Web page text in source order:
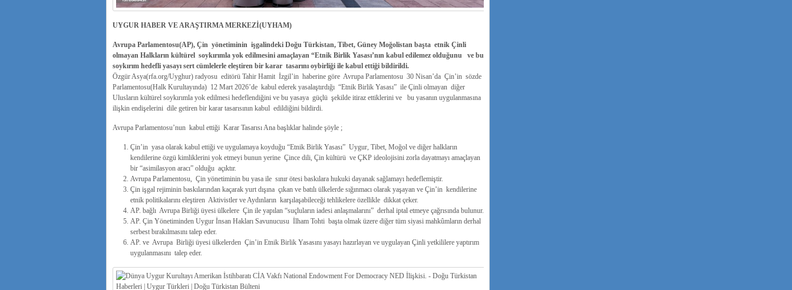
UYGUR HABER VE ARAŞTIRMA MERKEZİ(UYHAM)
Avrupa Parlamentosu(AP), Çin yönetiminin işgalindeki Doğu Türkistan, Tibet, Güney Moğolistan başta etnik Çinli
olmayan Halkların kültürel soykırımla yok edilmesini amaçlayan “Etnik Birlik Yasası’nın kabul edilemez olduğunu ve bu
soykırım hedefli yasayı sert cümlelerle eleştiren bir karar tasarını oybirliği ile kabul ettiği bildirildi.
Özgür Asya(rfa.org/Uyghur) radyosu editörü Tahir Hamit İzgil’in haberine göre Avrupa Parlamentosu 30 Nisan’da Çin’in sözde
Parlamentosu(Halk Kurultayında) 12 Mart 2026’de kabul ederek yasalaştırdığı “Etnik Birlik Yasası” ile Çinli olmayan diğer
Ulusların kültürel soykırımla yok edilmesi hedeflendiğini ve bu yasaya güçlü şekilde itiraz ettiklerini ve bu yasanın uygulanmasına
ilişkin endişelerini dile getiren bir karar tasarısının kabul edildiğini bildirdi.
Avrupa Parlamentosu’nun kabul ettiği Karar Tasarısı Ana başlıklar halinde şöyle ;
Çin’in yasa olarak kabul ettiği ve uygulamaya koyduğu “Etnik Birlik Yasası” Uygur, Tibet, Moğol ve diğer halkların
kendilerine özgü kimliklerini yok etmeyi bunun yerine Çince dili, Çin kültürü ve ÇKP ideolojisini zorla dayatmayı amaçlayan
bir “asimilasyon aracı” olduğu açıktır.
Avrupa Parlamentosu, Çin yönetiminin bu yasa ile sınır ötesi baskılara hukuki dayanak sağlamayı hedeflemiştir.
Çin işgal rejiminin baskılarından kaçarak yurt dışına çıkan ve batılı ülkelerde sığınmacı olarak yaşayan ve Çin’in kendilerine
etnik politikalarını eleştiren Aktivistler ve Aydınların karşılaşabileceği tehlikelere özellikle dikkat çeker.
AP. bağlı Avrupa Birliği üyesi ülkelere Çin ile yapılan “suçluların iadesi anlaşmalarını” derhal iptal etmeye çağrısında bulunur.
AP. Çin Yönetiminden Uygur İnsan Hakları Savunucusu İlham Tohti başta olmak üzere diğer tüm siyasi mahkûmların derhal
serbest bırakılmasını talep eder.
AP. ve Avrupa Birliği üyesi ülkelerden Çin’in Etnik Birlik Yasasını yasayı hazırlayan ve uygulayan Çinli yetkililere yaptırım
uygulanmasını talep eder.